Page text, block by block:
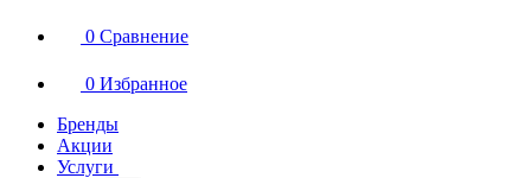
0 Сравнение
0 Избранное
Бренды
Акции
Услуги